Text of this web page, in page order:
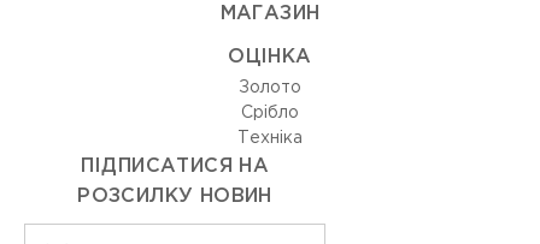
МАГАЗИН
ОЦIНКА
Золото
Срiбло
Технiка
ПІДПИСАТИСЯ НА
РОЗСИЛКУ НОВИН